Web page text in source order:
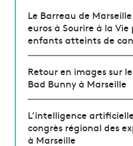
Le Barreau de
euros à Sourire à la
enfants atteints de
Retour en images sur
Bad Bunny à Marseille
L’intelligence
congrès régional des
à Marseille